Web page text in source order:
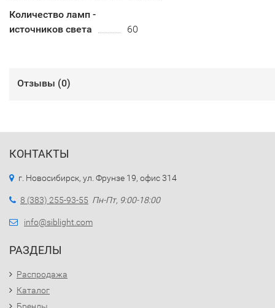
Количество ламп -
источников света
60
Отзывы (0)
КОНТАКТЫ
г. Новосибирск, ул. Фрунзе 19, офис 314
8 (383) 255-93-55 Пн-Пт, 9:00-18:00
info@siblight.com
РАЗДЕЛЫ
Распродажа
Каталог